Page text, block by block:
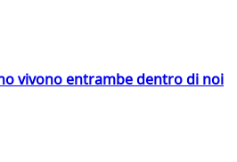
vivono entrambe dentro di noi